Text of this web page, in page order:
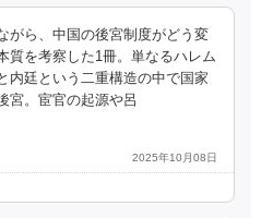
がら、中国の後宮制度がどう変
質を考察した1冊。単なるハレム
内廷という二重構造の中で国家
宮。宦官の起源や呂
2025年10月08日